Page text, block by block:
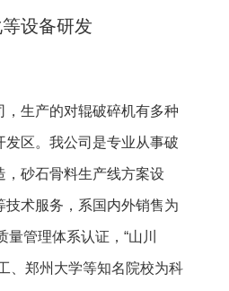
设备研发
生产的对辊破碎机有多种
区。我公司是专业从事破
砂石骨料生产线方案设
术服务，系国内外销售为
管理体系认证，“山川
、郑州大学等知名院校为科